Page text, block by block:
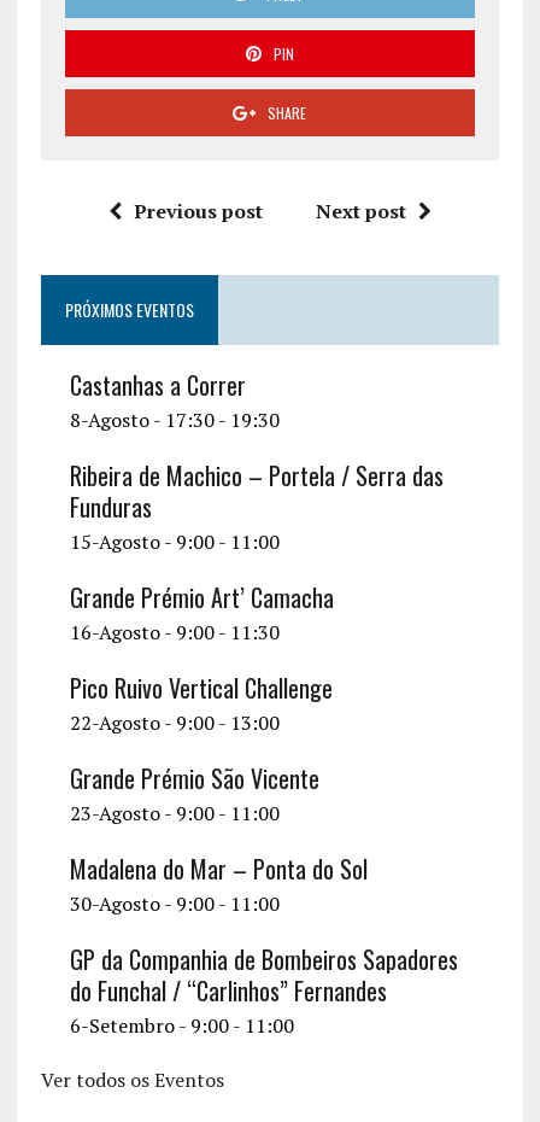
PIN
SHARE
Previous post Next post
PRÓXIMOS EVENTOS
Castanhas a Correr
8-Agosto - 17:30- 19:30
Ribeira de Machico – Portela / Serra das
Funduras
15-Agosto - 9:00- 11:00
Grande Prémio Art’ Camacha
16-Agosto - 9:00- 11:30
Pico Ruivo Vertical Challenge
22-Agosto - 9:00- 13:00
Grande Prémio São Vicente
23-Agosto - 9:00- 11:00
Madalena do Mar – Ponta do Sol
30-Agosto - 9:00- 11:00
GP da Companhia de Bombeiros Sapadores
do Funchal / “Carlinhos” Fernandes
6-Setembro - 9:00- 11:00
Ver todos os Eventos